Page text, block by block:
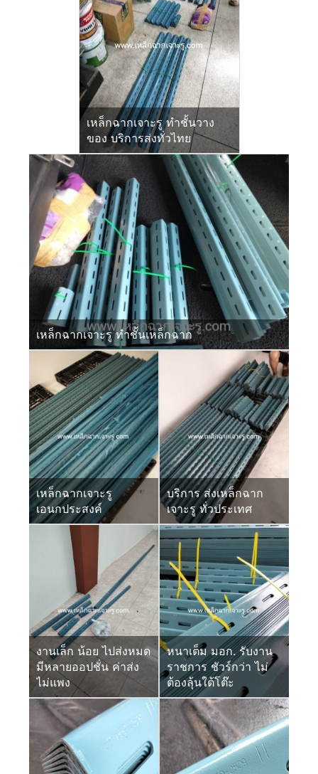
เหล็กฉากเจาะรู ทำชั้นวาง
ของ บริการส่งทั่วไทย
เหล็กฉากเจาะรู ทำชั้นเหล็กฉาก
เหล็กฉากเจาะรู
เอนกประสงค์
บริการ ส่งเหล็กฉาก
เจาะรู ทั่วประเทศ
งานเล็ก น้อย ไปส่งหมด
มีหลายออปชั่น ค่าส่ง
ไม่แพง
หนาเต็ม มอก. รับงาน
ราชการ ชัวร์กว่า ไม่
ต้องลุ้นใต้โต๊ะ